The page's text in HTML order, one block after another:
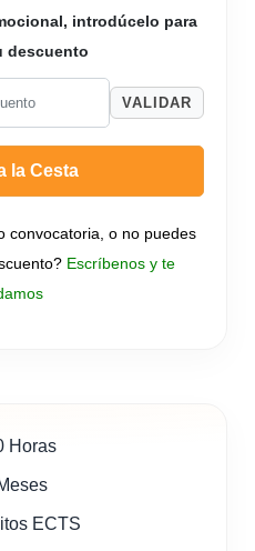
Horas
ECTS
introdúcelo para
descuento
VALIDAR
la Cesta
convocatoria, o no puedes
Escríbenos y te